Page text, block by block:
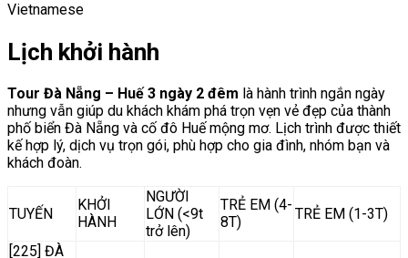
Vietnamese
Lịch khởi hành
Tour Đà Nẵng – Huế 3 ngày 2 đêm là hành trình ngắn ngày
nhưng vẫn giúp du khách khám phá trọn vẹn vẻ đẹp của thành
phố biển Đà Nẵng và cố đô Huế mộng mơ. Lịch trình được thiết
kế hợp lý, dịch vụ trọn gói, phù hợp cho gia đình, nhóm bạn và
khách đoàn.
TUYẾN
KHỞI
HÀNH
NGƯỜI
LỚN (<9t
trở lên)
TRẺ EM (4-
8T)
TRẺ EM (1-3T)
[225] ĐÀ